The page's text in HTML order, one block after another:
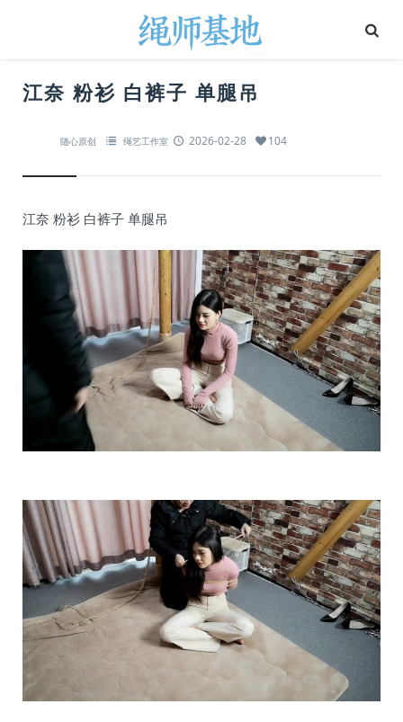
江奈 粉衫 白裤子 单腿吊
随心原创 绳艺工作室 2026-02-28 104
江奈 粉衫 白裤子 单腿吊